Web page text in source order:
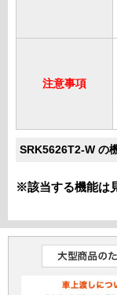
注意事項
SRK5626T2-W の
※該当する機能は